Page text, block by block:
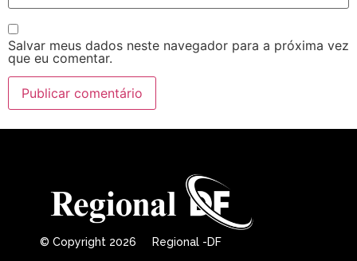
Salvar meus dados neste navegador para a próxima vez
que eu comentar.
© Copyright 2026 Regional -DF